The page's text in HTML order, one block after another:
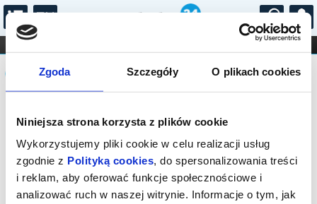
Zgoda Szczegóły O plikach cookies
Niniejsza strona korzysta z plików cookie
Wykorzystujemy pliki cookie w celu realizacji usług
zgodnie z Polityką cookies, do spersonalizowania treści
i reklam, aby oferować funkcje społecznościowe i
analizować ruch w naszej witrynie. Informacje o tym, jak
...
FILHARMONIA OPERA I BALET
STAND-UP
DLA DZIECI
Komunikat
Sprzedaż biletów on-line na wydarzenie
została zakończona.